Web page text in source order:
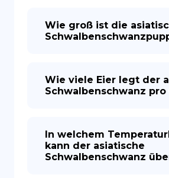
Wie groß ist die
Wie viele Eier legt der
Schwalbenschwanz pro
In welchem
kann der asiatische
Schwalbenschwanz